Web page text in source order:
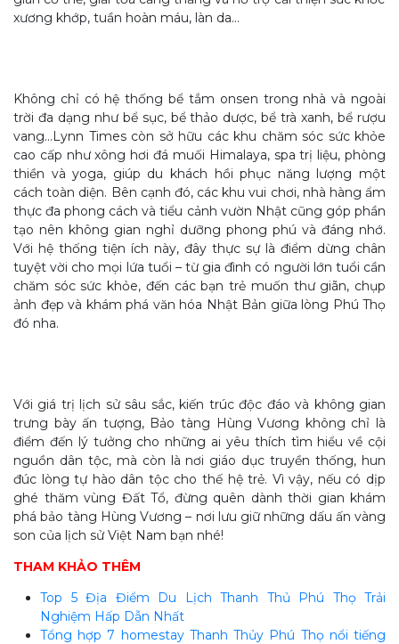
xương khớp, tuần hoàn máu, làn da…
Không chỉ có hệ thống bể tắm onsen trong nhà và ngoài
trời đa dạng như bể sục, bể thảo dược, bể trà xanh, bể rượu
vang…Lynn Times còn sở hữu các khu chăm sóc sức khỏe
cao cấp như xông hơi đá muối Himalaya, spa trị liệu, phòng
thiền và yoga, giúp du khách hồi phục năng lượng một
cách toàn diện. Bên cạnh đó, các khu vui chơi, nhà hàng ẩm
thực đa phong cách và tiểu cảnh vườn Nhật cũng góp phần
tạo nên không gian nghỉ dưỡng phong phú và đáng nhớ.
Với hệ thống tiện ích này, đây thực sự là điểm dừng chân
tuyệt vời cho mọi lứa tuổi – từ gia đình có người lớn tuổi cần
chăm sóc sức khỏe, đến các bạn trẻ muốn thư giãn, chụp
ảnh đẹp và khám phá văn hóa Nhật Bản giữa lòng Phú Thọ
đó nha.
Với giá trị lịch sử sâu sắc, kiến trúc độc đáo và không gian
trưng bày ấn tượng, Bảo tàng Hùng Vương không chỉ là
điểm đến lý tưởng cho những ai yêu thích tìm hiểu về cội
nguồn dân tộc, mà còn là nơi giáo dục truyền thống, hun
đúc lòng tự hào dân tộc cho thế hệ trẻ. Vì vậy, nếu có dịp
ghé thăm vùng Đất Tổ, đừng quên dành thời gian khám
phá bảo tàng Hùng Vương – nơi lưu giữ những dấu ấn vàng
son của lịch sử Việt Nam bạn nhé!
THAM KHẢO THÊM
Top 5 Địa Điểm Du Lịch Thanh Thủ Phú Thọ Trải
Nghiệm Hấp Dẫn Nhất
Tổng hợp 7 homestay Thanh Thủy Phú Thọ nổi tiếng